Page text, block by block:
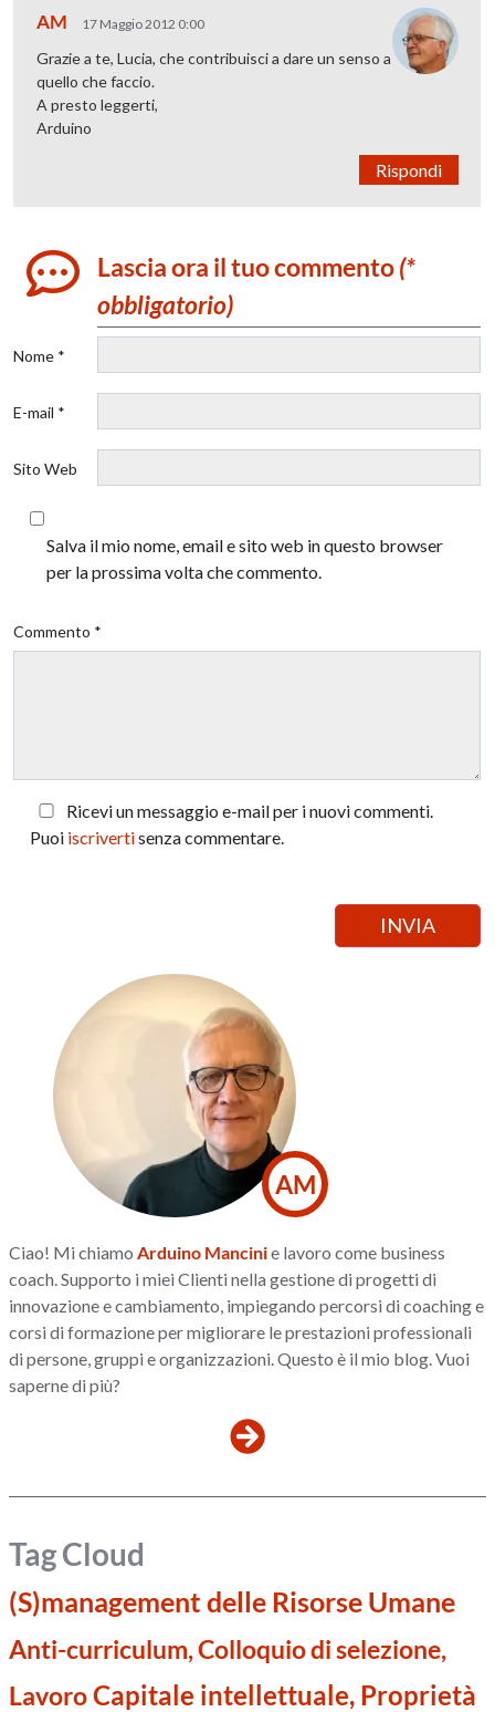
AM 17 Maggio 2012 0:00
Grazie a te, Lucia, che contribuisci a dare un senso a
quello che faccio.
A presto leggerti,
Arduino
Rispondi
Lascia ora il tuo commento(*
obbligatorio)
Nome *
E-mail *
Sito Web
Salva il mio nome, email e sito web in questo browser
per la prossima volta che commento.
Commento *
Ricevi un messaggio e-mail per i nuovi commenti.
Puoi iscrivertisenza commentare.
AM
Ciao! Mi chiamo Arduino Mancinie lavoro come business
coach. Supporto i miei Clienti nella gestione di progetti di
innovazione e cambiamento, impiegando percorsi di coaching e
corsi di formazione per migliorare le prestazioni professionali
di persone, gruppi e organizzazioni. Questo è il mio blog. Vuoi
saperne di più?
Tag Cloud
(S)management delle Risorse Umane
Anti-curriculum, Colloquio di selezione,
LavoroCapitale intellettuale, Proprietà